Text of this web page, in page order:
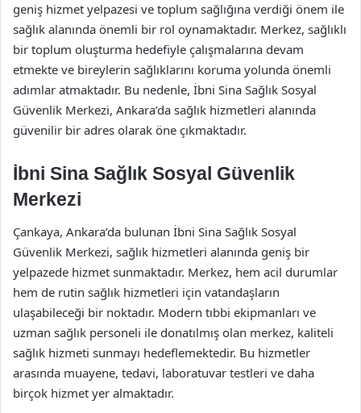
geniş hizmet yelpazesi ve toplum sağlığına verdiği önem ile
sağlık alanında önemli bir rol oynamaktadır. Merkez, sağlıklı
bir toplum oluşturma hedefiyle çalışmalarına devam
etmekte ve bireylerin sağlıklarını koruma yolunda önemli
adımlar atmaktadır. Bu nedenle, İbni Sina Sağlık Sosyal
Güvenlik Merkezi, Ankara’da sağlık hizmetleri alanında
güvenilir bir adres olarak öne çıkmaktadır.
İbni Sina Sağlık Sosyal Güvenlik
Merkezi
Çankaya, Ankara’da bulunan İbni Sina Sağlık Sosyal
Güvenlik Merkezi, sağlık hizmetleri alanında geniş bir
yelpazede hizmet sunmaktadır. Merkez, hem acil durumlar
hem de rutin sağlık hizmetleri için vatandaşların
ulaşabileceği bir noktadır. Modern tıbbi ekipmanları ve
uzman sağlık personeli ile donatılmış olan merkez, kaliteli
sağlık hizmeti sunmayı hedeflemektedir. Bu hizmetler
arasında muayene, tedavi, laboratuvar testleri ve daha
birçok hizmet yer almaktadır.